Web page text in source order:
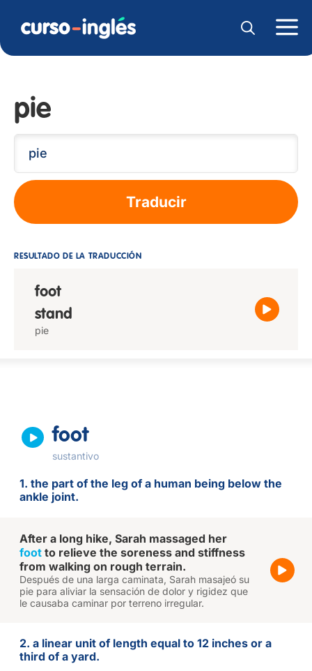
pie
Traducir
RESULTADO DE LA TRADUCCIÓN
foot
stand
pie
foot
sustantivo
1. the part of the leg of a human being below the
ankle joint.
After a long hike, Sarah massaged her
foot to relieve the soreness and stiffness
from walking on rough terrain.
Después de una larga caminata, Sarah masajeó su
pie para aliviar la sensación de dolor y rigidez que
le causaba caminar por terreno irregular.
2. a linear unit of length equal to 12 inches or a
third of a yard.